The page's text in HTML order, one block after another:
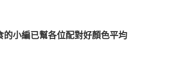
小編已幫各位配對好顏色平均